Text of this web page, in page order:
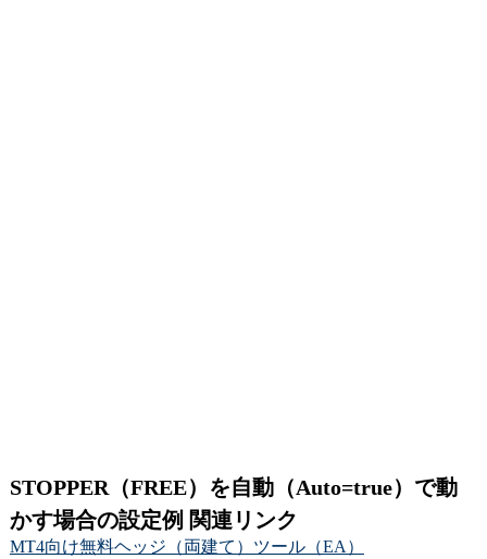
STOPPER（FREE）を自動（Auto=true）で動
かす場合の設定例 関連リンク
MT4向け無料ヘッジ（両建て）ツール（EA）